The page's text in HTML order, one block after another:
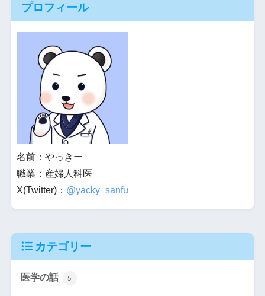
プロフィール
名前：やっきー
職業：産婦人科医
X(Twitter)： @yacky_sanfu
カテゴリー
医学の話 5